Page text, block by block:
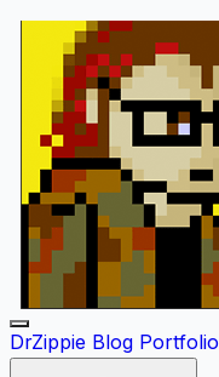
DrZippie Blog Portfolio